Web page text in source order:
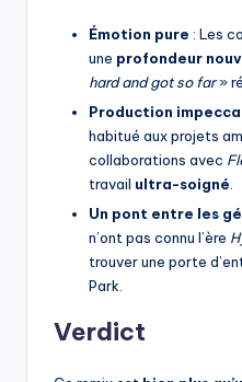
Émotion pure : Les
une profondeur
hard and got so far»
Production
habitué aux projets
collaborations avec
travail ultra-soigné.
Un pont entre les
n’ont pas connu l’ère
trouver une porte
Park.
Verdict